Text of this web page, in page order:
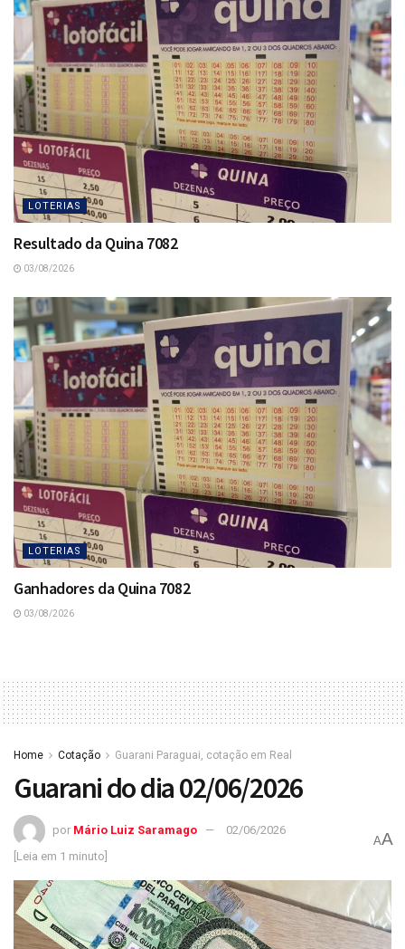
LOTERIAS
Resultado da Quina 7082
03/08/2026
LOTERIAS
Ganhadores da Quina 7082
03/08/2026
Home Cotação Guarani Paraguai, cotação em Real
Guarani do dia 02/06/2026
por Mário Luiz Saramago
02/06/2026
[Leia em 1 minuto]
AA